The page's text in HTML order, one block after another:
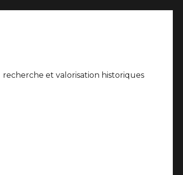
recherche et valorisation historiques